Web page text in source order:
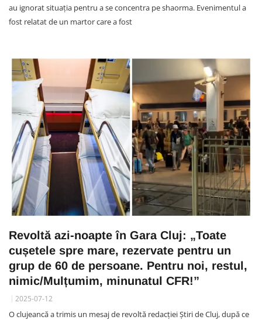
au ignorat situația pentru a se concentra pe shaorma. Evenimentul a
fost relatat de un martor care a fost
Revoltă azi-noapte în Gara Cluj: „Toate
cușetele spre mare, rezervate pentru un
grup de 60 de persoane. Pentru noi, restul,
nimic/Mulțumim, minunatul CFR!”
2025-07-12
O clujeancă a trimis un mesaj de revoltă redacției Știri de Cluj, după ce